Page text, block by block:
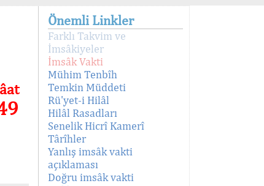
Önemli Linkler
Farklı Takvim ve
İmsâkiyeler
İmsâk Vakti
Mühim Tenbîh
Temkin Müddeti
Rü'yet-i Hilâl
Hilâl Rasadları
Senelik Hicrî Kamerî
Târîhler
Yanlış imsâk vakti
açıklaması
Doğru imsâk vakti